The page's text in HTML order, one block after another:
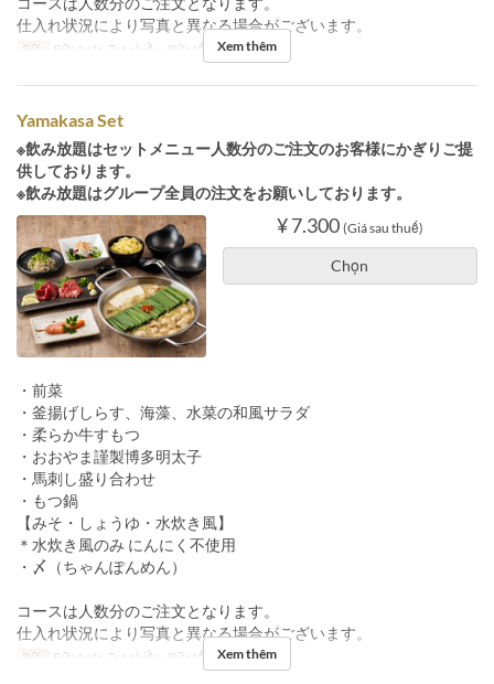
仕入れ状況により写真と異なる場合がございます。
Bữa Bữa trưa, Trà chiều, Bữa tối Xem thêm
Yamakasa Set
※飲み放題はセットメニュー人数分のご注文のお客様にかぎりご提
供しております。
※飲み放題はグループ全員の注文をお願いしております。
¥ 7.300 (Giá sau thuế)
Chọn
・前菜
・釜揚げしらす、海藻、水菜の和風サラダ
・柔らか牛すもつ
・おおやま謹製博多明太子
・馬刺し盛り合わせ
・もつ鍋
【みそ・しょうゆ・水炊き風】
＊水炊き風のみ にんにく不使用
・〆（ちゃんぽんめん）
コースは人数分のご注文となります。
仕入れ状況により写真と異なる場合がございます。
Bữa Bữa trưa, Trà chiều, Bữa tối Xem thêm